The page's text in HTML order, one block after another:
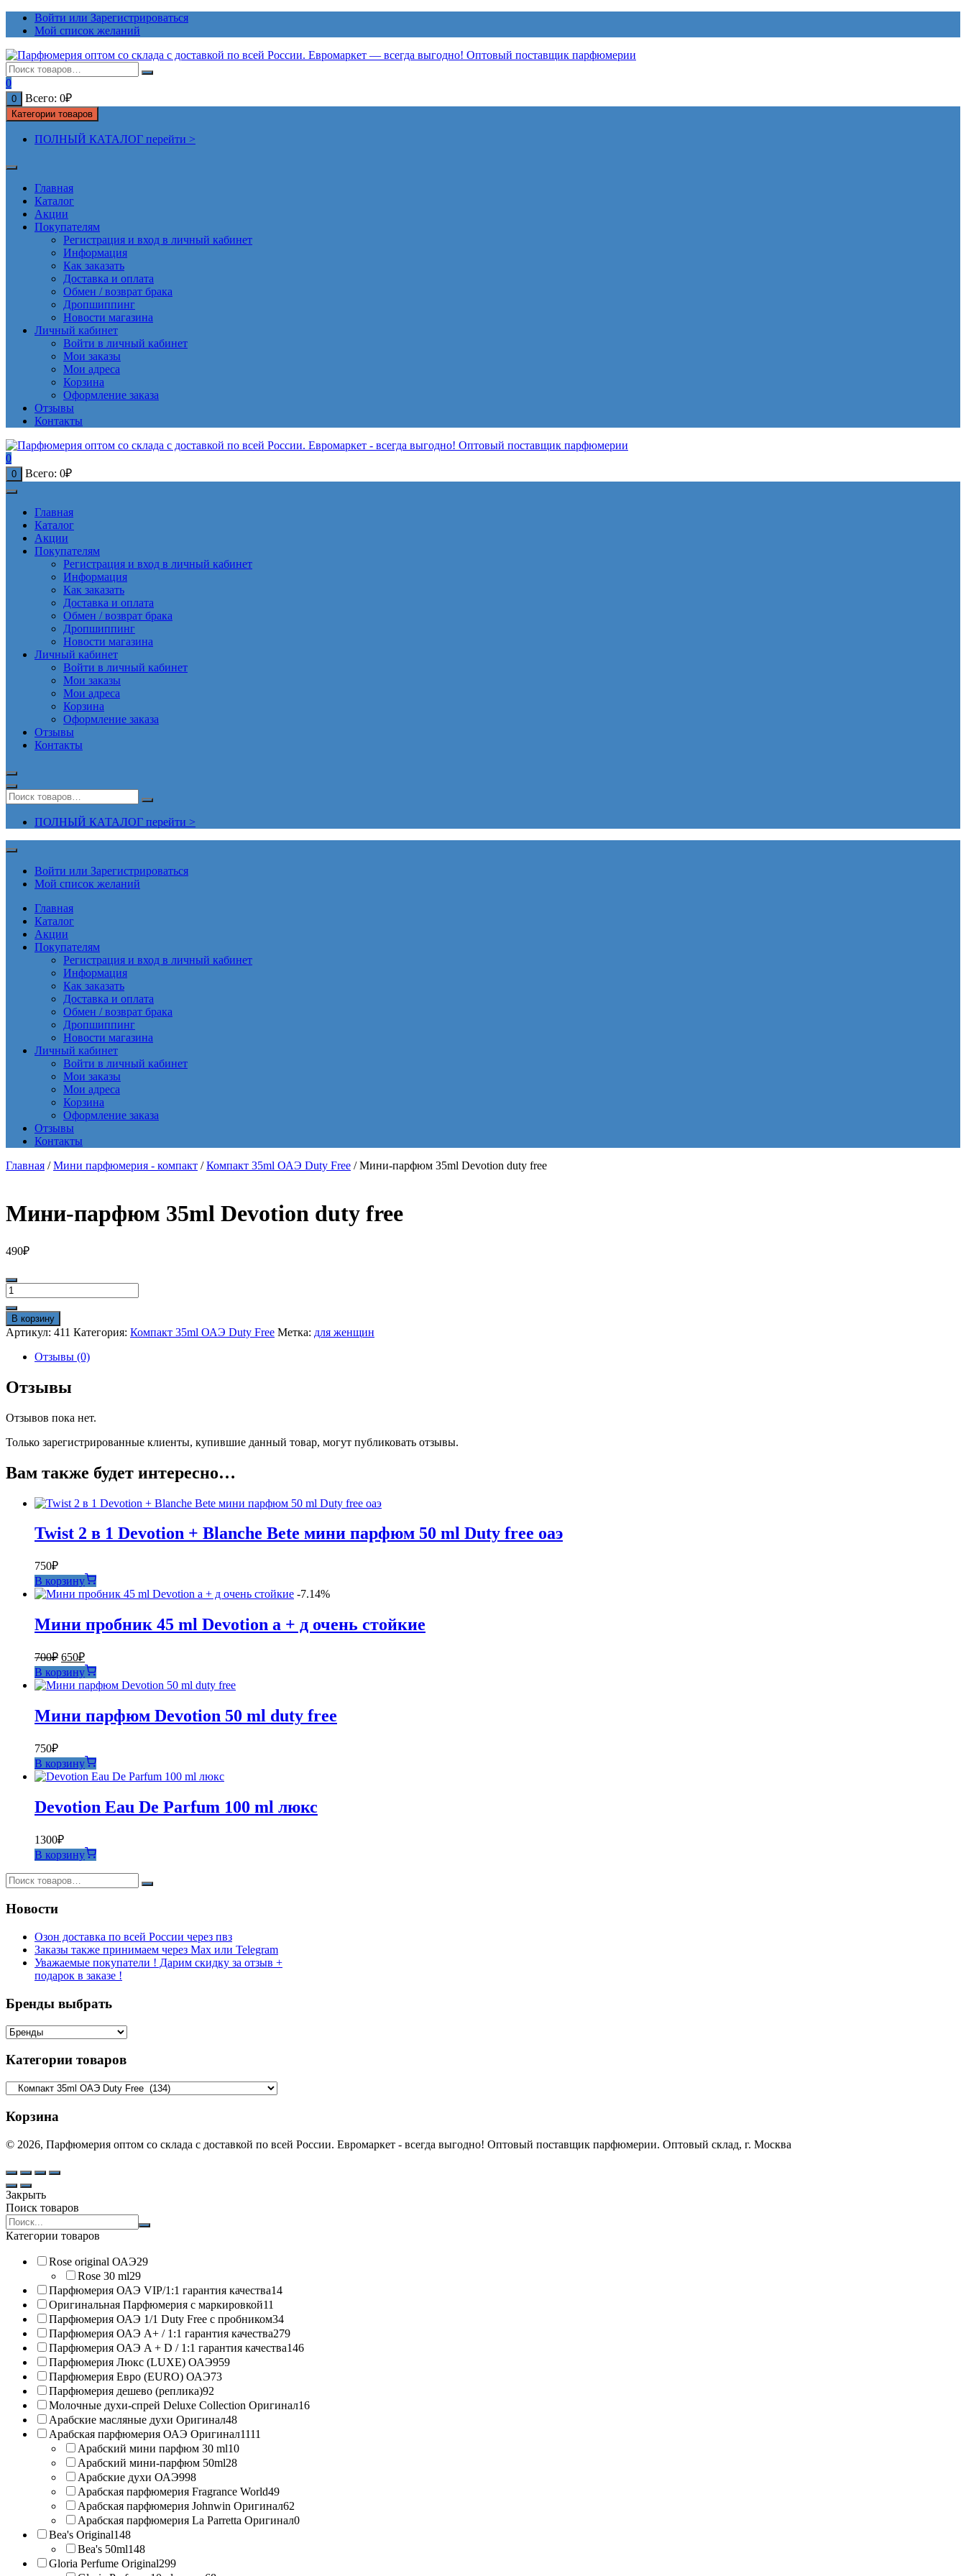
ПерейтиВойти или Зарегистрироваться
Мой список желаний
0
0 Всего: 0₽
Категории товаров
ПОЛНЫЙ КАТАЛОГ перейти >
Главная
Каталог
Акции
Покупателям
Регистрация и вход в личный кабинет
Информация
Как заказать
Доставка и оплата
Обмен / возврат брака
Дропшиппинг
Новости магазина
Личный кабинет
Войти в личный кабинет
Мои заказы
Мои адреса
Корзина
Оформление заказа
Отзывы
Контакты
0
0 Всего: 0₽
Главная
Каталог
Акции
Покупателям
Регистрация и вход в личный кабинет
Информация
Как заказать
Доставка и оплата
Обмен / возврат брака
Дропшиппинг
Новости магазина
Личный кабинет
Войти в личный кабинет
Мои заказы
Мои адреса
Корзина
Оформление заказа
Отзывы
Контакты
ПОЛНЫЙ КАТАЛОГ перейти >
Войти или Зарегистрироваться
Мой список желаний
Главная
Каталог
Акции
Покупателям
Регистрация и вход в личный кабинет
Информация
Как заказать
Доставка и оплата
Обмен / возврат брака
Дропшиппинг
Новости магазина
Личный кабинет
Войти в личный кабинет
Мои заказы
Мои адреса
Корзина
Оформление заказа
Отзывы
Контакты
Главная /Мини парфюмерия - компакт /Компакт 35ml ОАЭ Duty Free / Мини-парфюм 35ml Devotion duty free
Мини-парфюм 35ml Devotion duty free
490₽
Количество
товара
Мини-
парфюм
35ml
Devotion
free
В корзину
Артикул: 411 Категория: Компакт 35ml ОАЭ Duty Free Метка: для женщин
Отзывы (0)
Отзывы
Отзывов пока нет.
Только зарегистрированные клиенты, купившие данный товар, могут публиковать отзывы.
Вам также будет интересно…
Twist 2 в 1 Devotion + Blanche Bete мини парфюм 50 ml Duty free оаэ
750₽
В корзину
-7.14%
Мини пробник 45 ml Devotion а + д очень стойкие
700₽ Первоначальная
цена
составляла
650₽Текущая
цена:
650₽.
В корзину
Мини парфюм Devotion 50 ml duty free
750₽
В корзину
Devotion Eau De Parfum 100 ml люкс
1300₽
В корзину
Новости
Озон доставка по всей России через пвз
Заказы также принимаем через Max или Telegram
Уважаемые покупатели ! Дарим скидку за отзыв +
подарок в заказе !
Бренды выбрать
Категории товаров
Корзина
© 2026, Парфюмерия оптом со склада с доставкой по всей России. Евромаркет - всегда выгодно! Оптовый поставщик парфюмерии. Оптовый склад, г. Москва
Закрыть
Поиск товаров
Search
products:
Категории товаров
Rose original ОАЭ29
Rose 30 ml29
Парфюмерия ОАЭ VIP/1:1 гарантия качества14
Оригинальная Парфюмерия с маркировкой11
Парфюмерия ОАЭ 1/1 Duty Free с пробником34
Парфюмерия ОАЭ A+ / 1:1 гарантия качества279
Парфюмерия ОАЭ A + D / 1:1 гарантия качества146
Парфюмерия Люкс (LUXE) ОАЭ959
Парфюмерия Евро (EURO) ОАЭ73
Парфюмерия дешево (реплика)92
Молочные духи-спрей Deluxe Collection Оригинал16
Арабские масляные духи Оригинал48
Арабская парфюмерия ОАЭ Оригинал1111
Арабский мини парфюм 30 ml10
Арабский мини-парфюм 50ml28
Арабские духи ОАЭ998
Арабская парфюмерия Fragrance World49
Арабская парфюмерия Johnwin Оригинал62
Арабская парфюмерия La Parretta Оригинал0
Bea's Original148
Bea's 50ml148
Gloria Perfume Original299